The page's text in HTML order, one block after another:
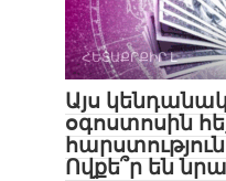
ՀԵՏԱՔՐՔԻՐ Է
Այս
օգոստոսին
հարստություն
Ովքե՞ր են